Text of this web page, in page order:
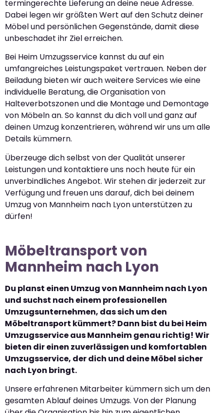
termingerechte Lieferung an deine neue Adresse.
Dabei legen wir größten Wert auf den Schutz deiner
Möbel und persönlichen Gegenstände, damit diese
unbeschadet ihr Ziel erreichen.
Bei Heim Umzugsservice kannst du auf ein
umfangreiches Leistungspaket vertrauen. Neben der
Beiladung bieten wir auch weitere Services wie eine
individuelle Beratung, die Organisation von
Halteverbotszonen und die Montage und Demontage
von Möbeln an. So kannst du dich voll und ganz auf
deinen Umzug konzentrieren, während wir uns um alle
Details kümmern.
Überzeuge dich selbst von der Qualität unserer
Leistungen und kontaktiere uns noch heute für ein
unverbindliches Angebot. Wir stehen dir jederzeit zur
Verfügung und freuen uns darauf, dich bei deinem
Umzug von Mannheim nach Lyon unterstützen zu
dürfen!
Möbeltransport von
Mannheim nach Lyon
Du planst einen Umzug von Mannheim nach Lyon
und suchst nach einem professionellen
Umzugsunternehmen, das sich um den
Möbeltransport kümmert? Dann bist du bei Heim
Umzugsservice aus Mannheim genau richtig! Wir
bieten dir einen zuverlässigen und komfortablen
Umzugsservice, der dich und deine Möbel sicher
nach Lyon bringt.
Unsere erfahrenen Mitarbeiter kümmern sich um den
gesamten Ablauf deines Umzugs. Von der Planung